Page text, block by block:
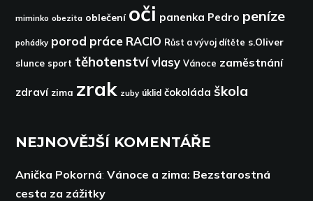
miminko obezita oblečení oči panenka Pedro peníze
pohádky porod práce RACIO Růst a vývoj dítěte s.Oliver
slunce sport těhotenství vlasy Vánoce zaměstnání
zdraví zima zrak zuby úklid čokoláda škola
NEJNOVĚJŠÍ KOMENTÁŘE
Anička Pokorná:Vánoce a zima: Bezstarostná
cesta za zážitky